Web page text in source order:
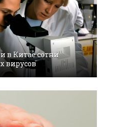
в Китае сотни
вирусов